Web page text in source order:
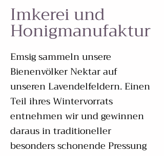
Imkerei und
Honigmanufaktur
Emsig sammeln unsere
Bienenvölker Nektar auf
unseren Lavendelfeldern. Einen
Teil ihres Wintervorrats
entnehmen wir und gewinnen
daraus in traditioneller
besonders schonende Pressung